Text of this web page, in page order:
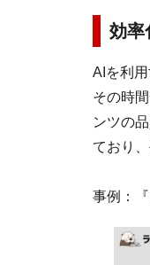
効率
AIを利
その時
ンツの
ており
事例：